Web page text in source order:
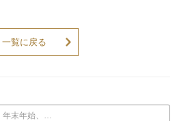
一覧に戻る
年末年始、…